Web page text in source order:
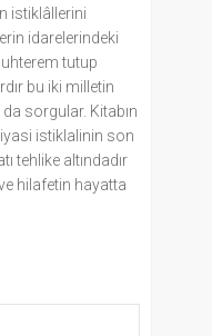
istiklâllerini
idarelerindeki
tutup
bu iki milletin
da sorgular. Kitabın
istiklalinin son
tehlike altındadır
hilafetin hayatta